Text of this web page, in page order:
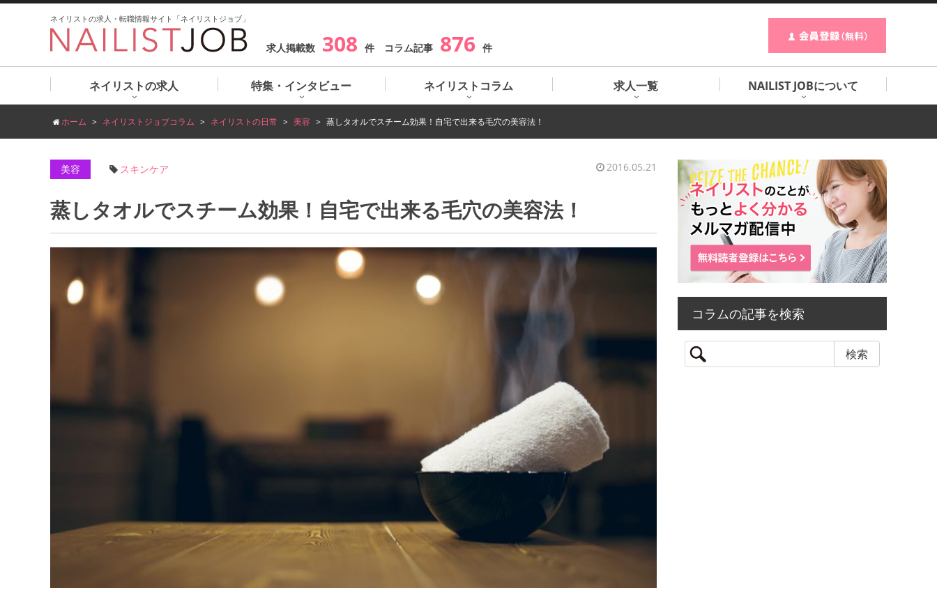
ネイリストの求人・転職情報サイト「ネイリストジョブ」
求人掲載数 308 件 コラム記事 876 件
ネイリストの求人 特集・インタビュー ネイリストコラム 求人一覧 NAILIST JOBについて
ホーム ネイリストジョブコラム ネイリストの日常 美容 蒸しタオルでスチーム効果！自宅で出来る毛穴の美容法！
美容 スキンケア 2016.05.21
蒸しタオルでスチーム効果！自宅で出来る毛穴の美容法！
コラムの記事を検索